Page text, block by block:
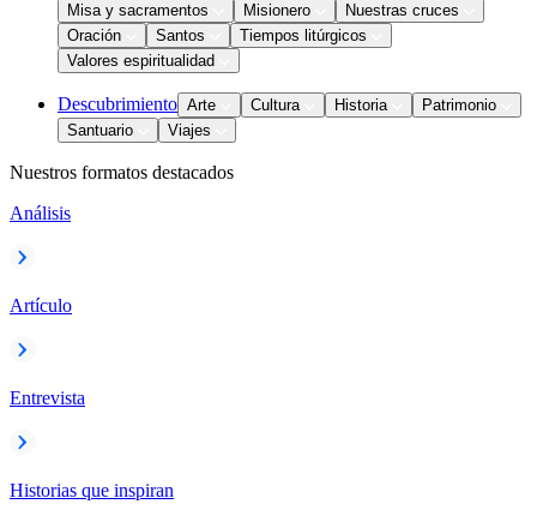
Misa y sacramentos
Misionero
Nuestras cruces
Oración
Santos
Tiempos litúrgicos
Valores espiritualidad
Descubrimiento Arte Cultura Historia
Patrimonio
Santuario
Viajes
Nuestros formatos destacados
Análisis
Artículo
Entrevista
Historias que inspiran